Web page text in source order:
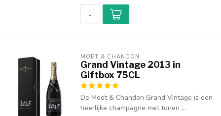
MOËT & CHANDON
Grand Vintage 2013 in
Giftbox 75CL
De Moët & Chandon Grand Vintage is een
heerlijke champagne met tonen ...